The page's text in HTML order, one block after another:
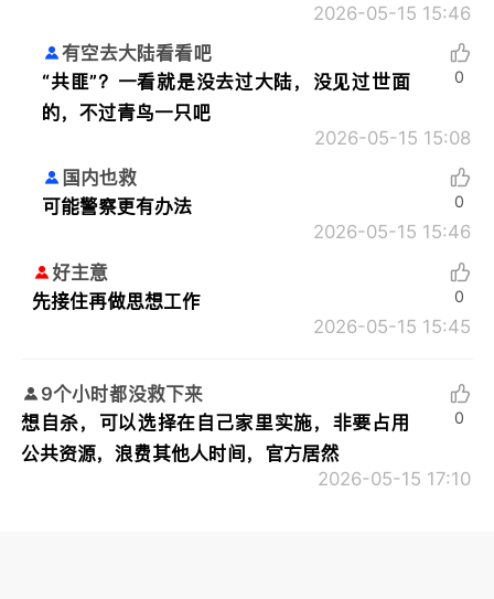
2026-05-15 15:46
有空去大陆看看吧
“共匪”？一看就是没去过大陆，没见过世面
的，不过青鸟一只吧
2026-05-15 15:08
0
国内也救
可能警察更有办法
2026-05-15 15:46
0
好主意
先接住再做思想工作
2026-05-15 15:45
0
9个小时都没救下来
想自杀，可以选择在自己家里实施，非要占用
公共资源，浪费其他人时间，官方居然
2026-05-15 17:10
0